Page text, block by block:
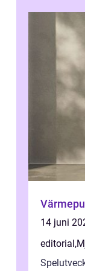
14 juni
editorial,